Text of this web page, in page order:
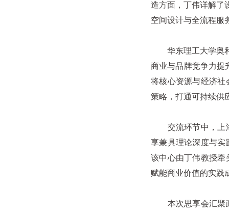
造方面，丁伟详解了
空间设计与全流程服
华东理工大学奥利
商业与品牌竞争力提
将核心资源与经济社
策略，打通可持续供
交流环节中，上海
享兼具理论深度与实
该中心由丁伟教授牵
赋能商业价值的实践
本次思享会汇聚政